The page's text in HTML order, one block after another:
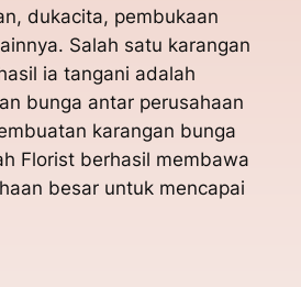
dukacita, pembukaan
Salah satu karangan
ia tangani adalah
bunga antar perusahaan
karangan bunga
Florist berhasil membawa
besar untuk mencapai